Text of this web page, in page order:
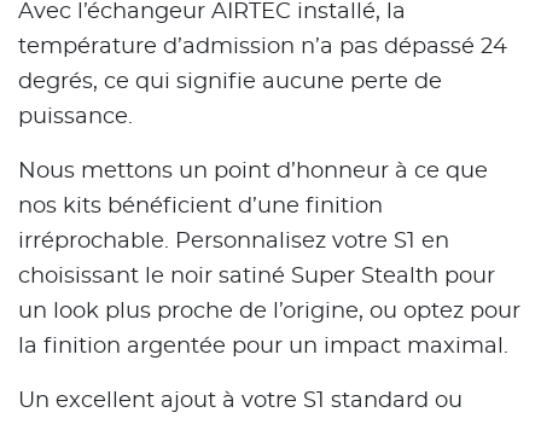
Avec l’échangeur AIRTEC installé, la
température d’admission n’a pas dépassé 24
degrés, ce qui signifie aucune perte de
puissance.
Nous mettons un point d’honneur à ce que
nos kits bénéficient d’une finition
irréprochable. Personnalisez votre S1 en
choisissant le noir satiné Super Stealth pour
un look plus proche de l’origine, ou optez pour
la finition argentée pour un impact maximal.
Un excellent ajout à votre S1 standard ou